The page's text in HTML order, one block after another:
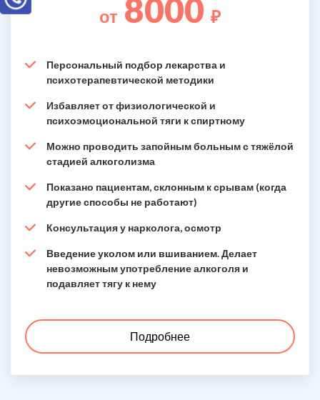
от 8000 ₽
Персональный подбор лекарства и
психотерапевтической методики
Избавляет от физиологической и
психоэмоциональной тяги к спиртному
Можно проводить запойным больным с тяжёлой
стадией алкоголизма
Показано пациентам, склонным к срывам (когда
другие способы не работают)
Консультация у нарколога, осмотр
Введение уколом или вшиванием. Делает
невозможным употребление алкоголя и
подавляет тягу к нему
Подробнее